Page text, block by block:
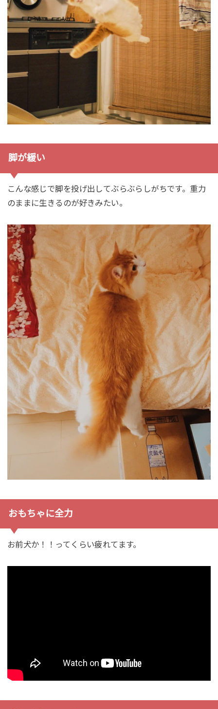
脚が緩い
こんな感じで脚を投げ出してぶらぶらしがちです。重力
のままに生きるのが好きみたい。
おもちゃに全力
お前犬か！！ってくらい疲れてます。